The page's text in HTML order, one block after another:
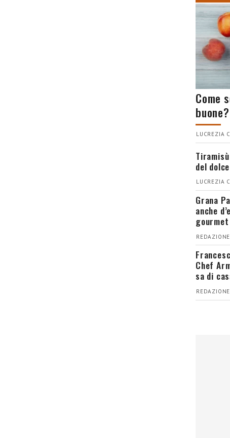
Come
LUCREZIA
del
LUCREZIA
Grana
anche
gourmet
Chef
sa di